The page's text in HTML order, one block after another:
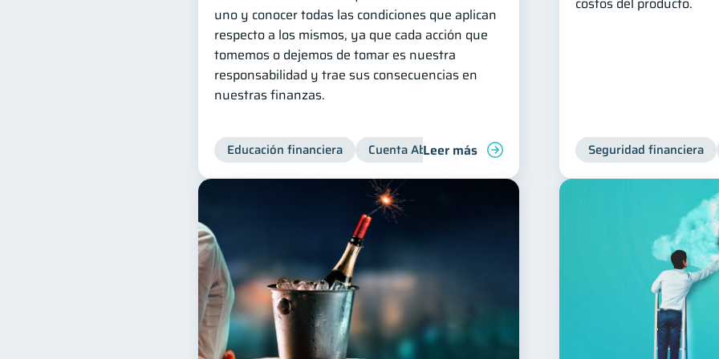
uno y conocer todas las condiciones que aplican
respecto a los mismos, ya que cada acción que
tomemos o dejemos de tomar es nuestra
responsabilidad y trae sus consecuencias en
nuestras finanzas.
Educación financiera Cuenta Abandonada Cuenta Inactiva Inclusión financiera
Leer más Seguridad financiera